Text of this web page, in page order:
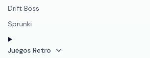
Drift Boss
Sprunki
Juegos Retro